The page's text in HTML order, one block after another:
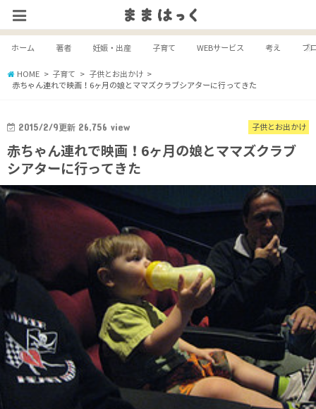
ホーム 著者 妊娠・出産 子育て WEBサービス 考え ブ
HOME 子育て
子供とお出かけ
赤ちゃん連れで映画！6ヶ月の娘とママズクラブシアターに行ってきた
子供とお出かけ
2015/2/9更新 26,756 view
赤ちゃん連れで映画！6ヶ月の娘とママズクラブ
シアターに行ってきた